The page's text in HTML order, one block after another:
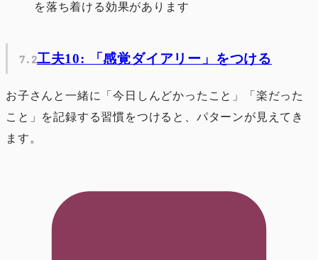
を落ち着ける効果があります
工夫10: 「感覚ダイアリー」をつける
お子さんと一緒に「今日しんどかったこと」「楽だった
こと」を記録する習慣をつけると、パターンが見えてき
ます。